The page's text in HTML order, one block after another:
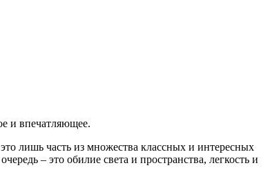
и впечатляющее.
лишь часть из множества классных и интересных
– это обилие света и пространства, легкость и